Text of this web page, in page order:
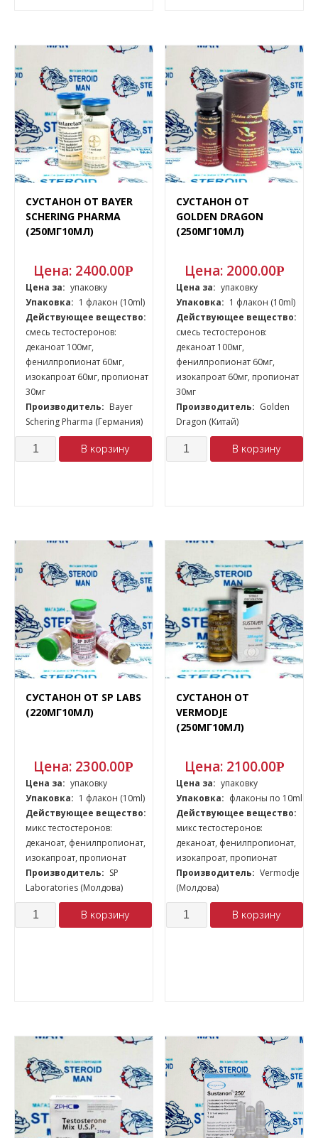
СУСТАНОН ОТ BAYER
SCHERING PHARMA
(250МГ10МЛ)
Цена: 2400.00Р
Цена за: упаковку
Упаковка: 1 флакон (10ml)
Действующее вещество:
смесь тестостеронов:
деканоат 100мг,
фенилпропионат 60мг,
изокапроат 60мг, пропионат
30мг
Производитель: Bayer
Schering Pharma (Германия)
Количество В корзину
СУСТАНОН ОТ
GOLDEN DRAGON
(250МГ10МЛ)
Цена: 2000.00Р
Цена за: упаковку
Упаковка: 1 флакон (10ml)
Действующее вещество:
смесь тестостеронов:
деканоат 100мг,
фенилпропионат 60мг,
изокапроат 60мг, пропионат
30мг
Производитель: Golden
Dragon (Китай)
Количество В корзину
СУСТАНОН ОТ SP LABS
(220МГ10МЛ)
Цена: 2300.00Р
Цена за: упаковку
Упаковка: 1 флакон (10ml)
Действующее вещество:
микс тестостеронов:
деканоат, фенилпропионат,
изокапроат, пропионат
Производитель: SP
Laboratories (Молдова)
Количество В корзину
СУСТАНОН ОТ
VERMODJE
(250МГ10МЛ)
Цена: 2100.00Р
Цена за: упаковку
Упаковка: флаконы по 10ml
Действующее вещество:
микс тестостеронов:
деканоат, фенилпропионат,
изокапроат, пропионат
Производитель: Vermodje
(Молдова)
Количество В корзину